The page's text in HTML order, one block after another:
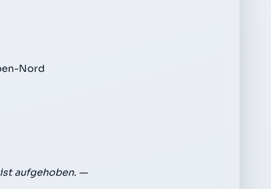
Nord
aufgehoben. —